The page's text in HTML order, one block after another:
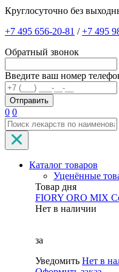
Круглосуточно без
+7 495 656-20-81 /+7 495
Обратный звонок
Введите ваш номер
0 0
Каталог товаров
Уценённые
Товар дня
FIORY ORO MIX
Нет в наличии
за
Уведомить Нет в